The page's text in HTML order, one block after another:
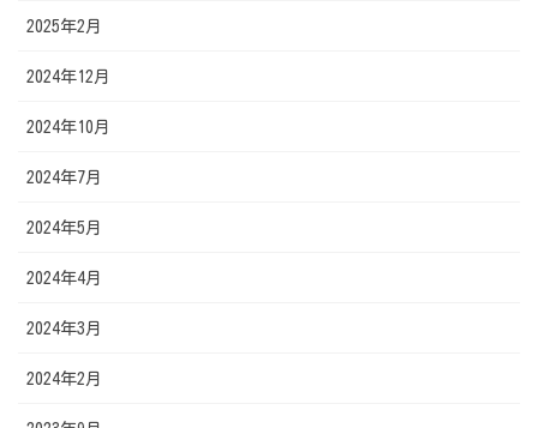
2025年2月
2024年12月
2024年10月
2024年7月
2024年5月
2024年4月
2024年3月
2024年2月